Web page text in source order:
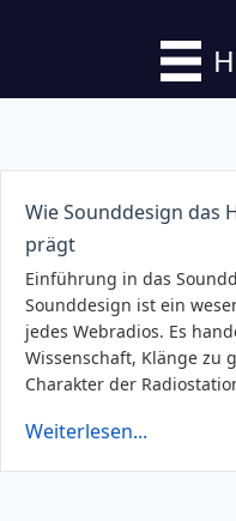
Wie Sounddesign das
prägt
Einführung in das
Sounddesign ist ein
jedes Webradios. Es
Wissenschaft, Klänge zu
Charakter der
Weiterlesen...